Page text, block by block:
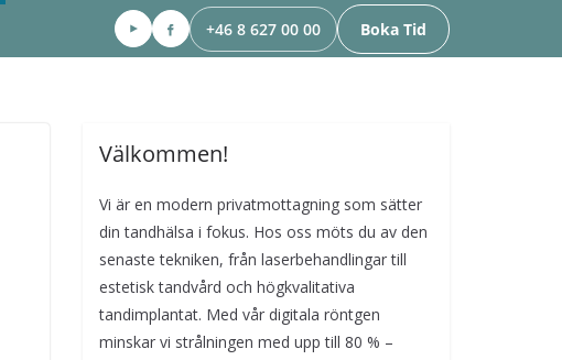
+46 8 627 00 00 Boka Tid
Välkommen!
Vi är en modern privatmottagning som sätter
din tandhälsa i fokus. Hos oss möts du av den
senaste tekniken, från laserbehandlingar till
estetisk tandvård och högkvalitativa
tandimplantat. Med vår digitala röntgen
minskar vi strålningen med upp till 80 % –